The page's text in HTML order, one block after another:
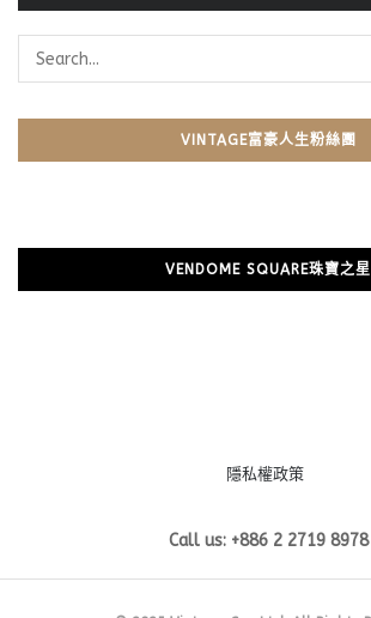
VINTAGE富豪人生粉絲團
VENDOME SQUARE珠寶之星
隱私權政策
Call us: +886 2 2719 8978